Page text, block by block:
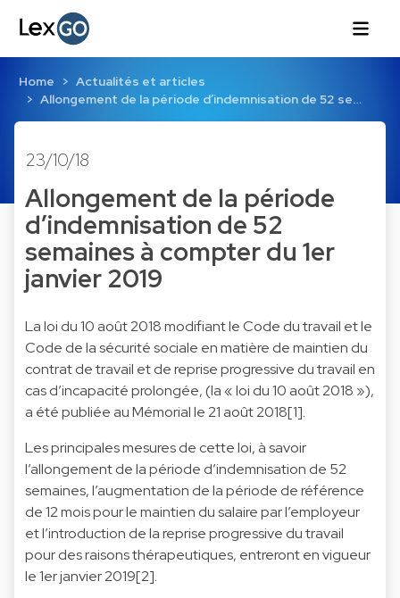
Home
Actualités et articles
Allongement de la période d’indemnisation de 52 se…
23/10/18
Allongement de la période
d’indemnisation de 52
semaines à compter du 1er
janvier 2019
La loi du 10 août 2018 modifiant le Code du travail et le
Code de la sécurité sociale en matière de maintien du
contrat de travail et de reprise progressive du travail en
cas d’incapacité prolongée, (la « loi du 10 août 2018 »),
a été publiée au Mémorial le 21 août 2018[1].
Les principales mesures de cette loi, à savoir
l’allongement de la période d’indemnisation de 52
semaines, l’augmentation de la période de référence
de 12 mois pour le maintien du salaire par l’employeur
et l’introduction de la reprise progressive du travail
pour des raisons thérapeutiques, entreront en vigueur
le 1er janvier 2019[2].